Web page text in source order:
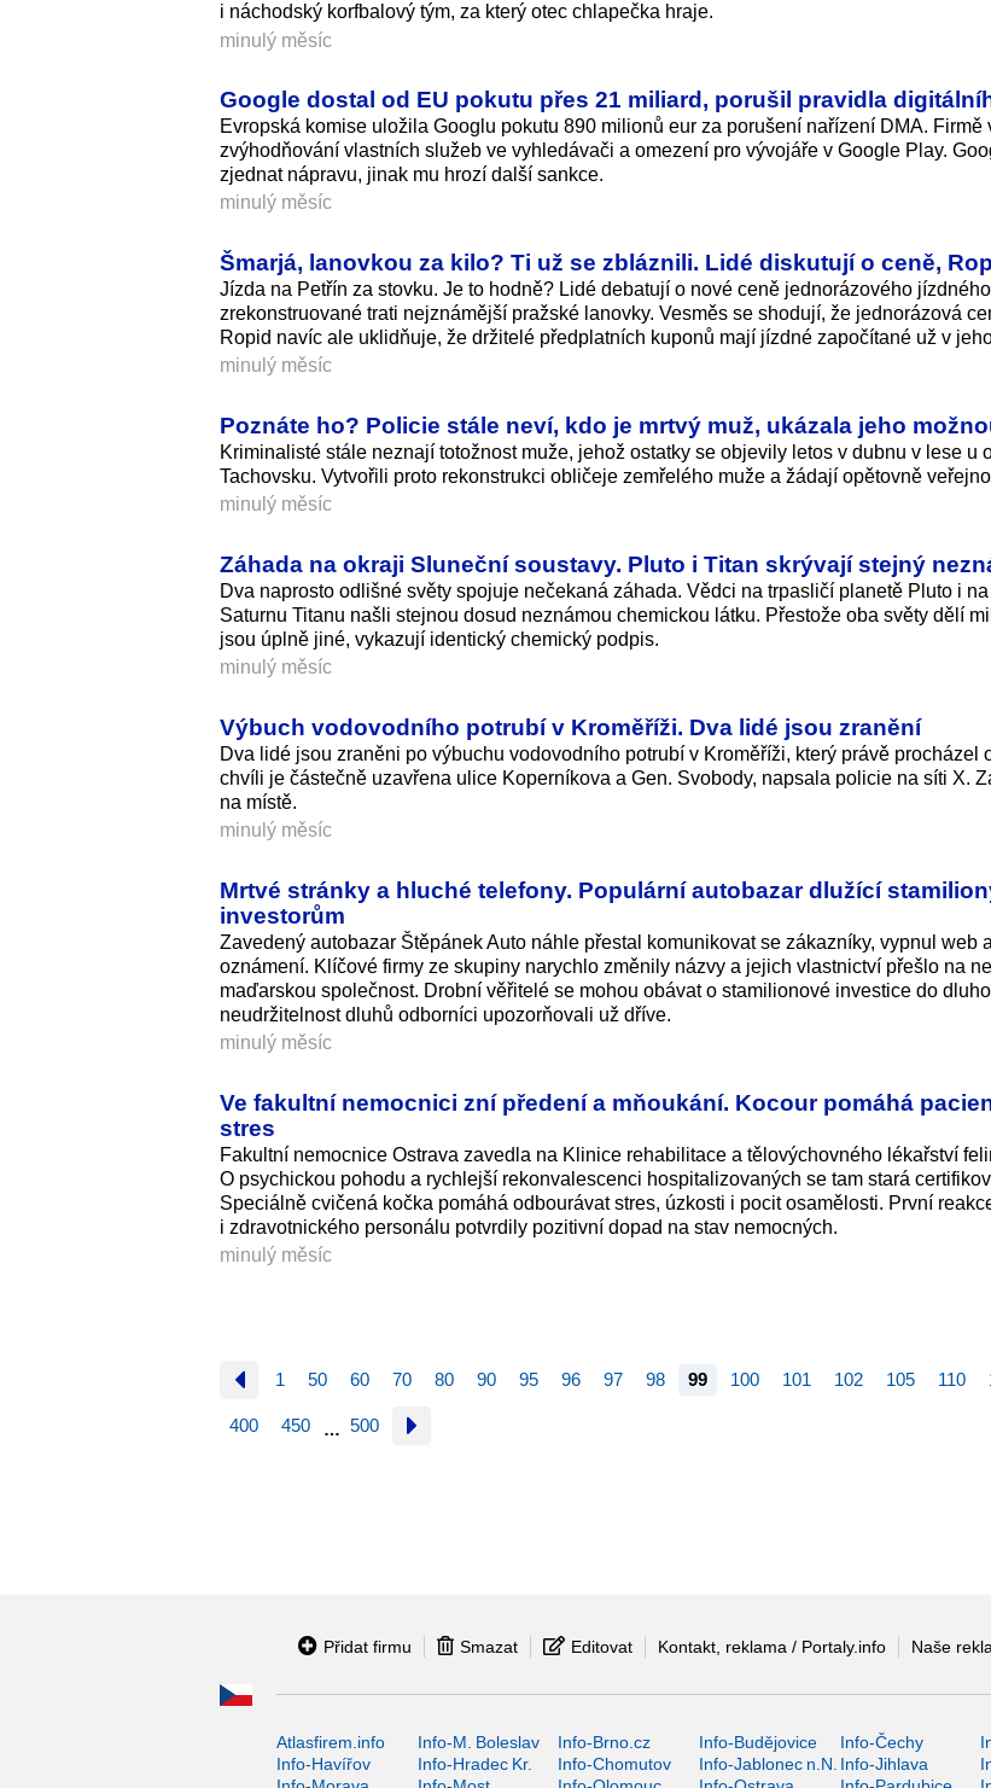
i náchodský korfbalový tým, za který otec chlapečka hraje.
minulý měsíc
Google dostal od EU pokutu přes 21 miliard, porušil pravidla
Evropská komise uložila Googlu pokutu 890 milionů eur za porušení nařízení DMA. Firmě
zvýhodňování vlastních služeb ve vyhledávači a omezení pro vývojáře v Google Play.
zjednat nápravu, jinak mu hrozí další sankce.
minulý měsíc
Šmarjá, lanovkou za kilo? Ti už se zbláznili. Lidé diskutují o ceně,
Jízda na Petřín za stovku. Je to hodně? Lidé debatují o nové ceně jednorázového
zrekonstruované trati nejznámější pražské lanovky. Vesměs se shodují, že jednorázová
Ropid navíc ale uklidňuje, že držitelé předplatních kuponů mají jízdné započítané už v
minulý měsíc
Poznáte ho? Policie stále neví, kdo je mrtvý muž, ukázala jeho
Kriminalisté stále neznají totožnost muže, jehož ostatky se objevily letos v dubnu v lese u
Tachovsku. Vytvořili proto rekonstrukci obličeje zemřelého muže a žádají opětovně
minulý měsíc
Záhada na okraji Sluneční soustavy. Pluto i Titan skrývají stejný
Dva naprosto odlišné světy spojuje nečekaná záhada. Vědci na trpasličí planetě Pluto i
Saturnu Titanu našli stejnou dosud neznámou chemickou látku. Přestože oba světy dělí
jsou úplně jiné, vykazují identický chemický podpis.
minulý měsíc
Výbuch vodovodního potrubí v Kroměříži. Dva lidé jsou zranění
Dva lidé jsou zraněni po výbuchu vodovodního potrubí v Kroměříži, který právě procházel
chvíli je částečně uzavřena ulice Koperníkova a Gen. Svobody, napsala policie na síti X.
na místě.
minulý měsíc
Mrtvé stránky a hluché telefony. Populární autobazar dlužící
investorům
Zavedený autobazar Štěpánek Auto náhle přestal komunikovat se zákazníky, vypnul web
oznámení. Klíčové firmy ze skupiny narychlo změnily názvy a jejich vlastnictví přešlo na
maďarskou společnost. Drobní věřitelé se mohou obávat o stamilionové investice do
neudržitelnost dluhů odborníci upozorňovali už dříve.
minulý měsíc
Ve fakultní nemocnici zní předení a mňoukání. Kocour pomáhá
stres
Fakultní nemocnice Ostrava zavedla na Klinice rehabilitace a tělovýchovného lékařství
O psychickou pohodu a rychlejší rekonvalescenci hospitalizovaných se tam stará
Speciálně cvičená kočka pomáhá odbourávat stres, úzkosti i pocit osamělosti. První
i zdravotnického personálu potvrdily pozitivní dopad na stav nemocných.
minulý měsíc
1 50 60 70 80 90 95 96 97 98 99 100 101 102 105 110
400 450 … 500
Přidat firmu Smazat Editovat Kontakt, reklama / Portaly.info Naše
Atlasfirem.info Info-M. Boleslav Info-Brno.cz Info-Budějovice Info-Čechy
Info-Havířov
Info-Hradec Kr. Info-Chomutov Info-Jablonec n.N. Info-Jihlava